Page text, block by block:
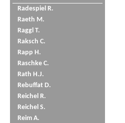
Radespiel R.
Raeth M.
Raggl T.
Raksch C.
Rapp H.
Raschke C.
Rath H.J.
Rebuffat D.
Reichel R.
Reichel S.
Reim A.